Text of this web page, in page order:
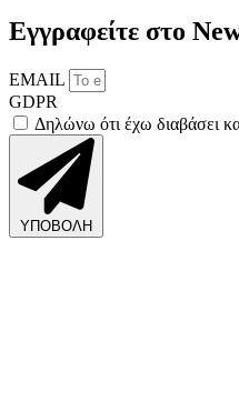
Εγγραφείτε στο
EMAIL
GDPR
Δηλώνω ότι έχω διαβάσει
ΥΠΟΒΟΛΗ